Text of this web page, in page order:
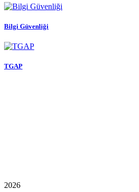
Bilgi Güvenliği
TGAP
2026